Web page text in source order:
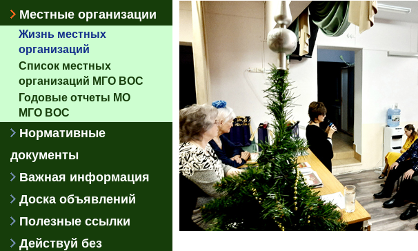
Местные организации
Жизнь местных
организаций
Список местных
организаций МГО ВОС
Годовые отчеты МО
МГО ВОС
Нормативные
документы
Важная информация
Доска объявлений
Полезные ссылки
Действуй без